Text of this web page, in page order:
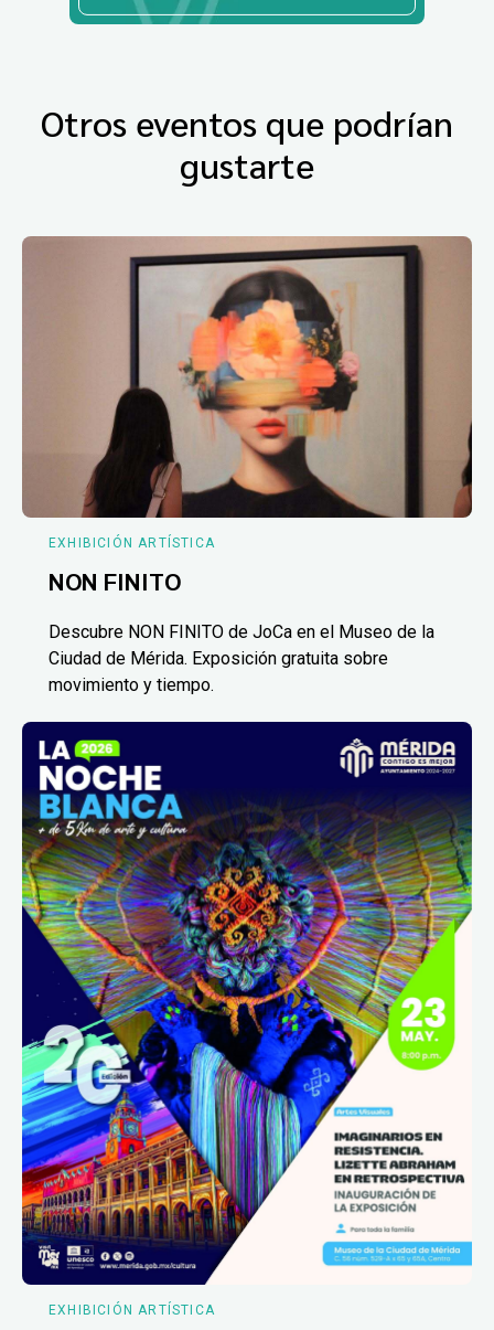
Otros eventos que podrían
gustarte
EXHIBICIÓN ARTÍSTICA
NON FINITO
Descubre NON FINITO de JoCa en el Museo de la
Ciudad de Mérida. Exposición gratuita sobre
movimiento y tiempo.
EXHIBICIÓN ARTÍSTICA